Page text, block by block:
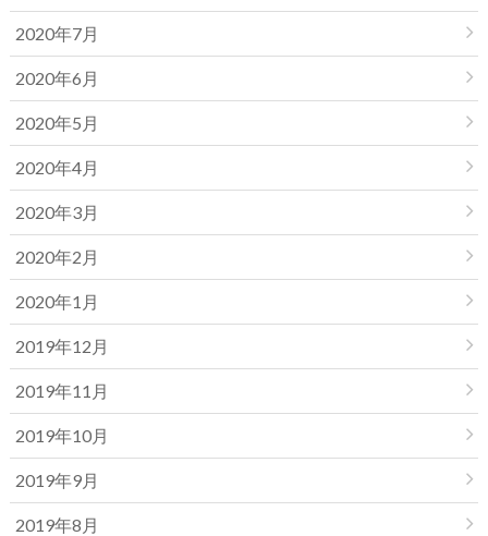
2020年7月
2020年6月
2020年5月
2020年4月
2020年3月
2020年2月
2020年1月
2019年12月
2019年11月
2019年10月
2019年9月
2019年8月